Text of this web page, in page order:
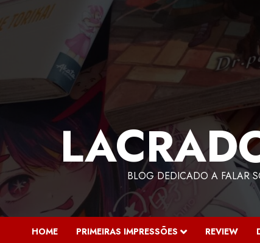
BLOG DEDICADO A FALAR
HOME PRIMEIRAS IMPRESSÕES REVIEW